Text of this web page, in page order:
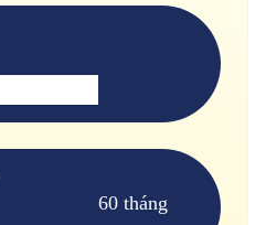
60 tháng